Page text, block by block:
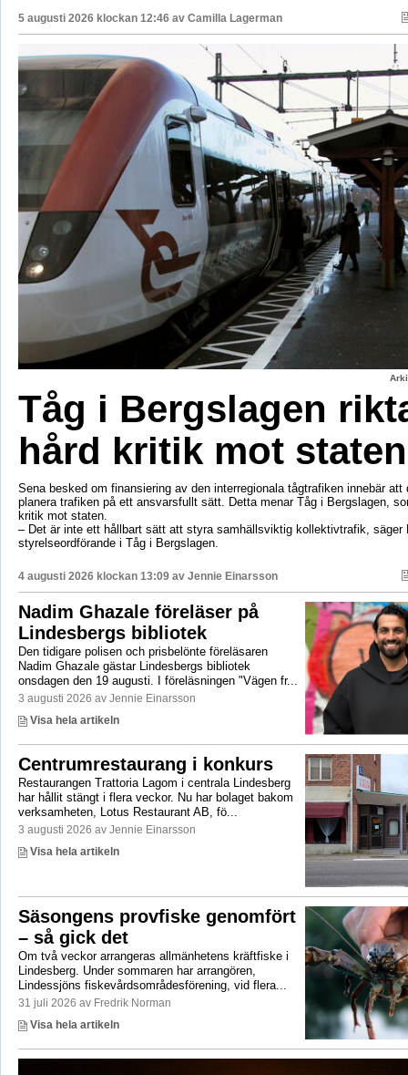
5 augusti 2026 klockan 12:46 av Camilla Lagerman
Tåg i Bergslagen
hård kritik mot staten
Sena besked om finansiering av den interregionala tågtrafiken innebär att
planera trafiken på ett ansvarsfullt sätt. Detta menar Tåg i Bergslagen,
kritik mot staten.
– Det är inte ett hållbart sätt att styra samhällsviktig kollektivtrafik, säger
styrelseordförande i Tåg i Bergslagen.
4 augusti 2026 klockan 13:09 av Jennie Einarsson
Nadim Ghazale föreläser på
Lindesbergs bibliotek
Den tidigare polisen och prisbelönte föreläsaren
Nadim Ghazale gästar Lindesbergs bibliotek
onsdagen den 19 augusti. I föreläsningen "Vägen fr...
3 augusti 2026 av Jennie Einarsson
Visa hela artikeln
Centrumrestaurang i konkurs
Restaurangen Trattoria Lagom i centrala Lindesberg
har hållit stängt i flera veckor. Nu har bolaget bakom
verksamheten, Lotus Restaurant AB, fö...
3 augusti 2026 av Jennie Einarsson
Visa hela artikeln
Säsongens provfiske genomfört
– så gick det
Om två veckor arrangeras allmänhetens kräftfiske i
Lindesberg. Under sommaren har arrangören,
Lindessjöns fiskevårdsområdesförening, vid flera...
31 juli 2026 av Fredrik Norman
Visa hela artikeln